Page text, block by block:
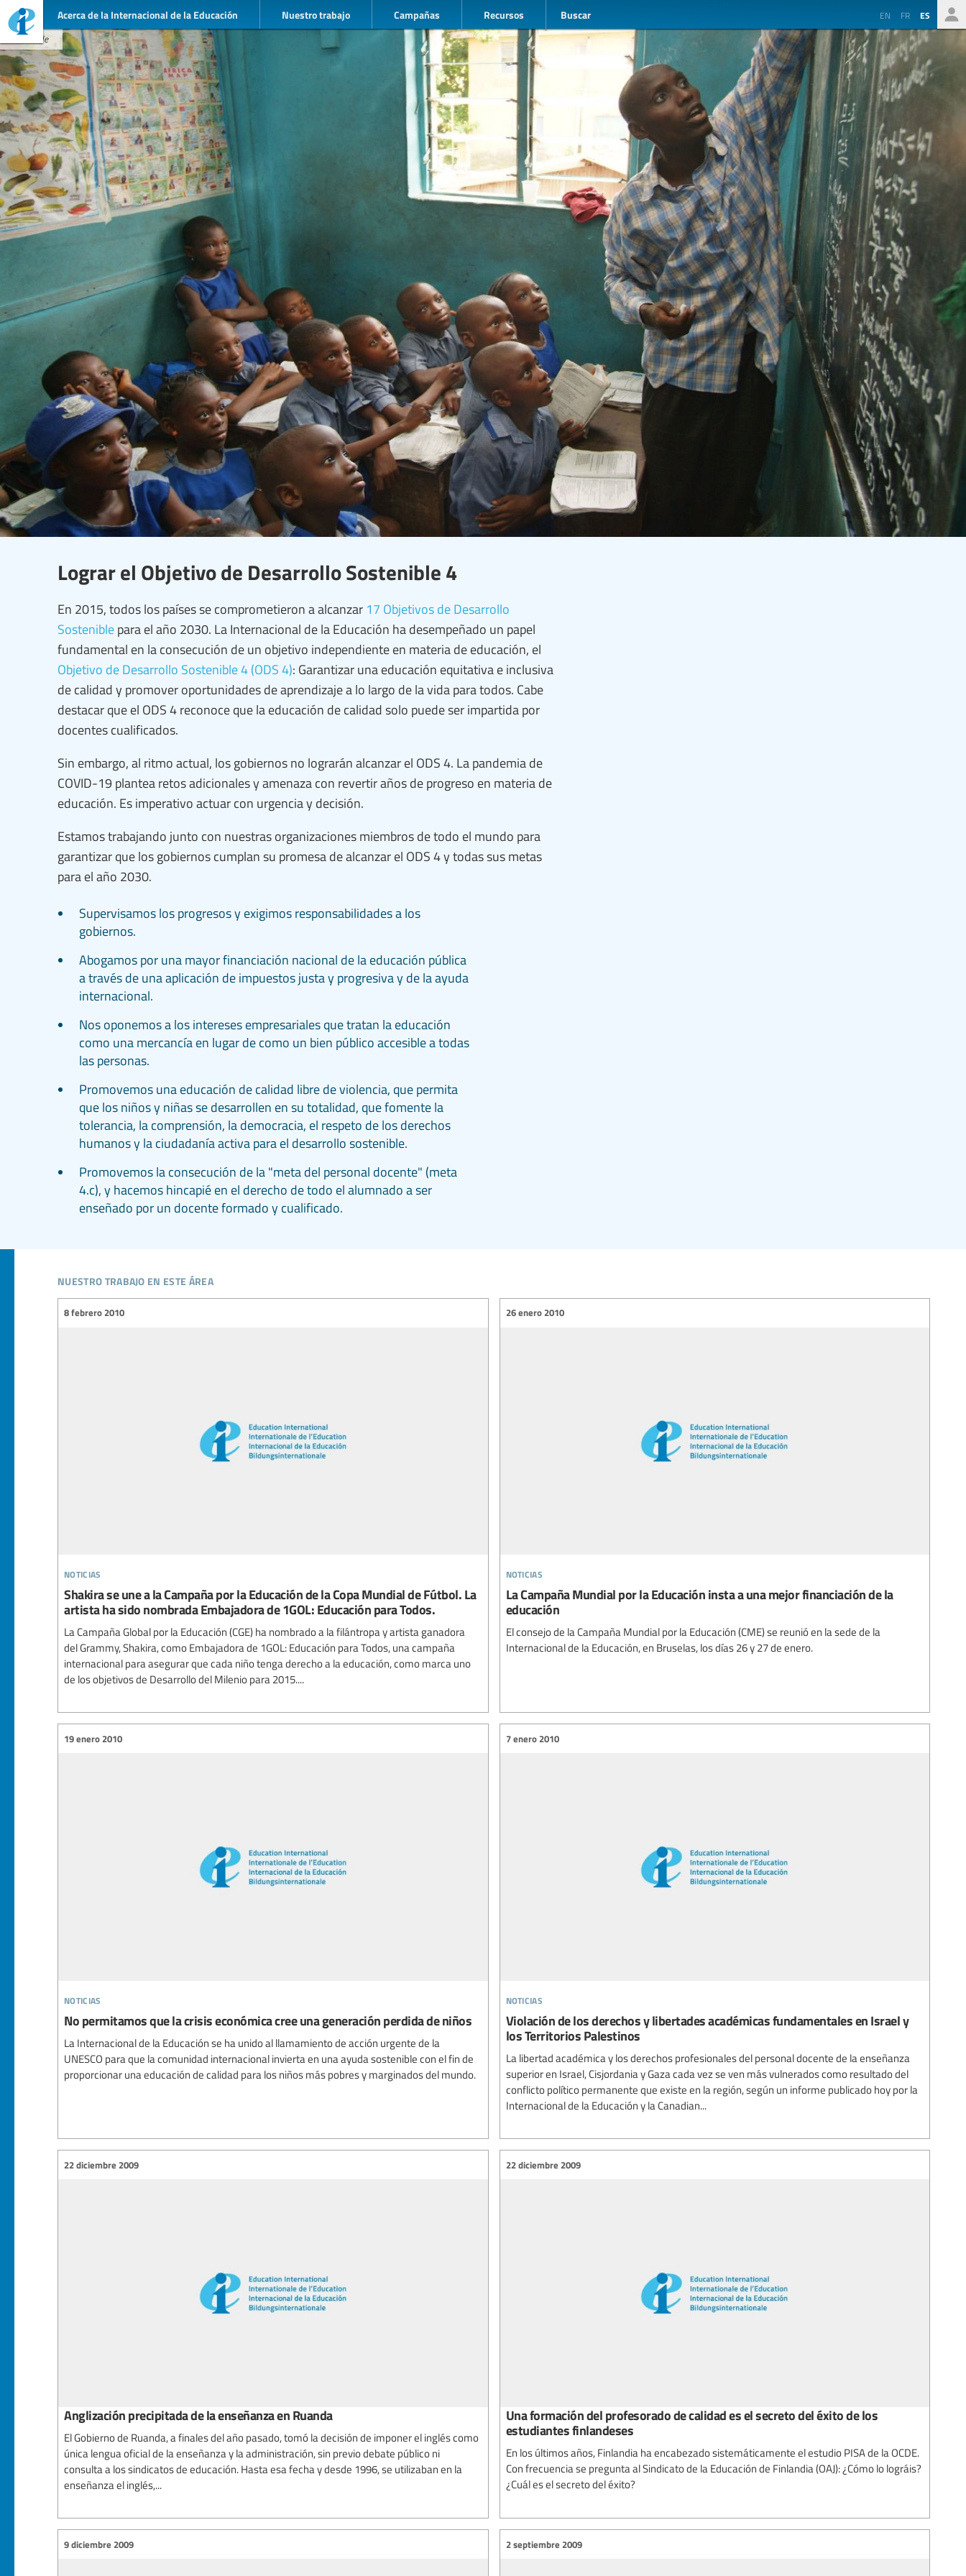
Acerca de la Internacional de la Educación Nuestro trabajo Campañas Recursos Buscar EN FR ES
AP / vide
Lograr el Objetivo de Desarrollo Sostenible 4
En 2015, todos los países se comprometieron a alcanzar 17 Objetivos de Desarrollo
Sostenible para el año 2030. La Internacional de la Educación ha desempeñado un papel
fundamental en la consecución de un objetivo independiente en materia de educación, el
Objetivo de Desarrollo Sostenible 4 (ODS 4): Garantizar una educación equitativa e inclusiva
de calidad y promover oportunidades de aprendizaje a lo largo de la vida para todos. Cabe
destacar que el ODS 4 reconoce que la educación de calidad solo puede ser impartida por
docentes cualificados.
Sin embargo, al ritmo actual, los gobiernos no lograrán alcanzar el ODS 4. La pandemia de
COVID-19 plantea retos adicionales y amenaza con revertir años de progreso en materia de
educación. Es imperativo actuar con urgencia y decisión.
Estamos trabajando junto con nuestras organizaciones miembros de todo el mundo para
garantizar que los gobiernos cumplan su promesa de alcanzar el ODS 4 y todas sus metas
para el año 2030.
Supervisamos los progresos y exigimos responsabilidades a los
gobiernos.
Abogamos por una mayor financiación nacional de la educación pública
a través de una aplicación de impuestos justa y progresiva y de la ayuda
internacional.
Nos oponemos a los intereses empresariales que tratan la educación
como una mercancía en lugar de como un bien público accesible a todas
las personas.
Promovemos una educación de calidad libre de violencia, que permita
que los niños y niñas se desarrollen en su totalidad, que fomente la
tolerancia, la comprensión, la democracia, el respeto de los derechos
humanos y la ciudadanía activa para el desarrollo sostenible.
Promovemos la consecución de la "meta del personal docente" (meta
4.c), y hacemos hincapié en el derecho de todo el alumnado a ser
enseñado por un docente formado y cualificado.
nuestro trabajo en este área
noticias
8 febrero 2010
Shakira se une a la Campaña por la Educación de la Copa Mundial de Fútbol. La
artista ha sido nombrada Embajadora de 1GOL: Educación para Todos.
La Campaña Global por la Educación (CGE) ha nombrado a la filántropa y artista ganadora
del Grammy, Shakira, como Embajadora de 1GOL: Educación para Todos, una campaña
internacional para asegurar que cada niño tenga derecho a la educación, como marca uno
de los objetivos de Desarrollo del Milenio para 2015....
noticias
26 enero 2010
La Campaña Mundial por la Educación insta a una mejor financiación de la
educación
El consejo de la Campaña Mundial por la Educación (CME) se reunió en la sede de la
Internacional de la Educación, en Bruselas, los días 26 y 27 de enero.
noticias
19 enero 2010
No permitamos que la crisis económica cree una generación perdida de niños
La Internacional de la Educación se ha unido al llamamiento de acción urgente de la
UNESCO para que la comunidad internacional invierta en una ayuda sostenible con el fin de
proporcionar una educación de calidad para los niños más pobres y marginados del mundo.
noticias
7 enero 2010
Violación de los derechos y libertades académicas fundamentales en Israel y
los Territorios Palestinos
La libertad académica y los derechos profesionales del personal docente de la enseñanza
superior en Israel, Cisjordania y Gaza cada vez se ven más vulnerados como resultado del
conflicto político permanente que existe en la región, según un informe publicado hoy por la
Internacional de la Educación y la Canadian...
22 diciembre 2009
Anglización precipitada de la enseñanza en Ruanda
El Gobierno de Ruanda, a finales del año pasado, tomó la decisión de imponer el inglés como
única lengua oficial de la enseñanza y la administración, sin previo debate público ni
consulta a los sindicatos de educación. Hasta esa fecha y desde 1996, se utilizaban en la
enseñanza el inglés,...
22 diciembre 2009
Una formación del profesorado de calidad es el secreto del éxito de los
estudiantes finlandeses
En los últimos años, Finlandia ha encabezado sistemáticamente el estudio PISA de la OCDE.
Con frecuencia se pregunta al Sindicato de la Educación de Finlandia (OAJ): ¿Cómo lo lográis?
¿Cuál es el secreto del éxito?
9 diciembre 2009 2 septiembre 2009